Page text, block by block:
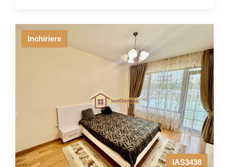
Inchiriere
IAS3438